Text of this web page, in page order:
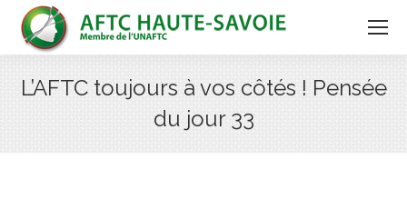
L’AFTC toujours à vos côtés ! Pensée
du jour 33